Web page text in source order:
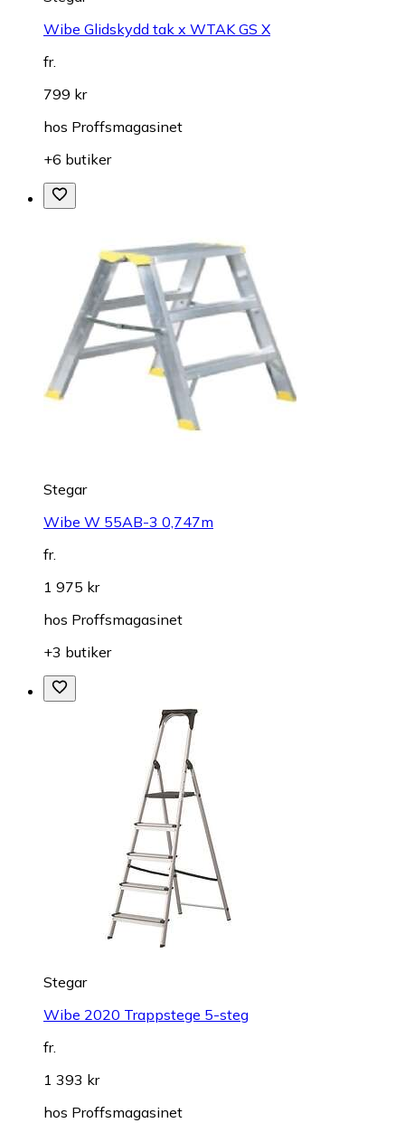
Wibe Glidskydd tak x WTAK GS X
fr.
799 kr
hos Proffsmagasinet
+6 butiker
Stegar
Wibe W 55AB-3 0,747m
fr.
1 975 kr
hos Proffsmagasinet
+3 butiker
Stegar
Wibe 2020 Trappstege 5-steg
fr.
1 393 kr
hos Proffsmagasinet